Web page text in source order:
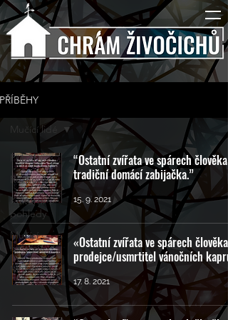
PŘÍBĚHY
Příběhy
Rozhovory
Kulturní
pohledy
Mučící
nástroje
Mučící lidé
Mučící lidé
“Ostatní zvířata ve spárech člověka -
tradiční domácí zabijačka.”
15. 9. 2021
«Ostatní zvířata ve spárech člověka -
prodejce/usmrtitel vánočních
17. 8. 2021